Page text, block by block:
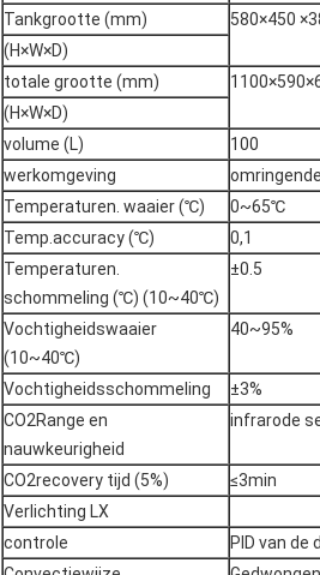
Tankgrootte (mm)
580×450
(H×W×D)
totale grootte (mm)
(H×W×D)
volume (L)
100
werkomgeving
Temperaturen. waaier (℃)
0~65℃
Temp.accuracy (℃)
0,1
Temperaturen.
schommeling (℃) (10~40℃)
±0.5
Vochtigheidswaaier
(10~40℃)
40~95%
Vochtigheidsschommeling
±3%
CO2Range en
nauwkeurigheid
infrarode
CO2recovery tijd (5%) ≤3min
Verlichting LX
controle
PID van